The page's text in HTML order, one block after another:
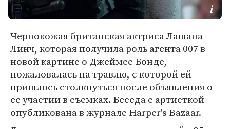
Чернокожая британская актриса Лашана
Линч, которая получила роль агента 007 в
новой картине о Джеймсе Бонде,
пожаловалась на травлю, с которой ей
пришлось столкнуться после объявления о
ее участии в съемках. Беседа с артисткой
опубликована в журнале Harper's Bazaar.